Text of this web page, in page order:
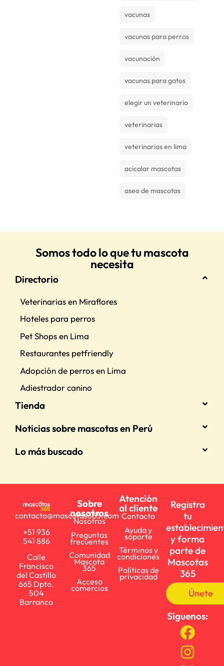
vacunas
vacunas para perros
vacunación
vacunas para gatos
elegir un veterinario
veterinarias
veterinarias en lima
acicalar mascotas
aseo de mascotas
Somos todo lo que tu mascota
necesita
Directorio
Veterinarias en Miraflores
Hoteles para perros
Pet Shops en Lima
Restaurantes petfriendly
Adopción de perros en Lima
Adiestrador canino
Tienda
Noticias sobre mascotas en Perú
Lo más buscado
contacto@mascotas365.com
+51 936
541 886
Calle
Francisco
del Castillo
665 Dpto.
504
Barranco
Sobre
nosotros
Nosotros
Preguntas
frecuentes
Comunidad
Mascota
365
Acceso
comercios
Atención
al cliente
Contacto
Ayuda y
soporte
Términos y
condiciones
Políticas de
privacidad
Registra
tu
y forma
parte de
Mascotas
365
Únete
Síguenos: